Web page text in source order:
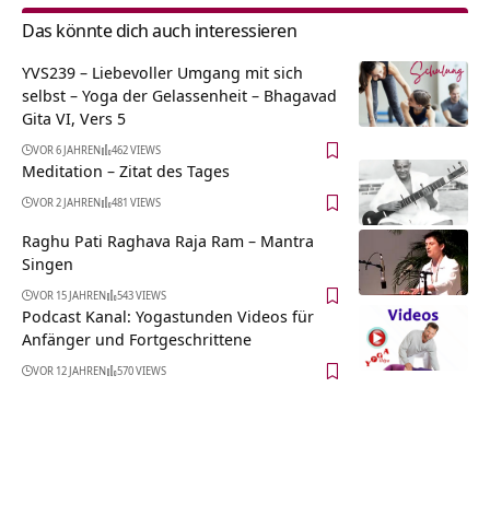
Das könnte dich auch interessieren
YVS239 – Liebevoller Umgang mit sich
selbst – Yoga der Gelassenheit – Bhagavad
Gita VI, Vers 5
VOR 6 JAHREN 462 VIEWS
Meditation – Zitat des Tages
VOR 2 JAHREN 481 VIEWS
Raghu Pati Raghava Raja Ram – Mantra
Singen
VOR 15 JAHREN 543 VIEWS
Podcast Kanal: Yogastunden Videos für
Anfänger und Fortgeschrittene
VOR 12 JAHREN 570 VIEWS